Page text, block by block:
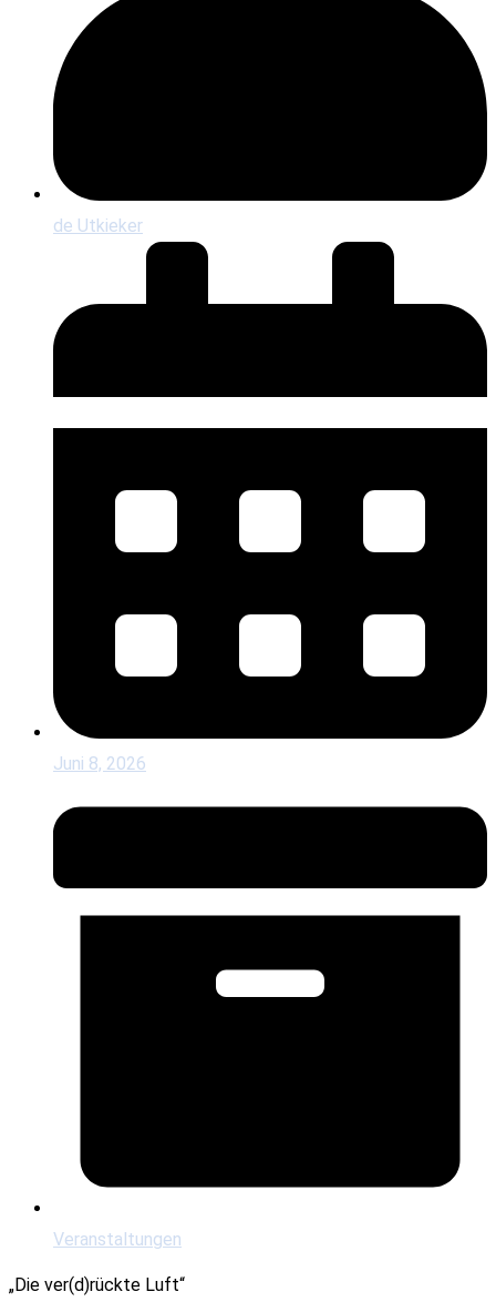
de Utkieker
Juni 8, 2026
Veranstaltungen
„Die ver(d)rückte Luft“